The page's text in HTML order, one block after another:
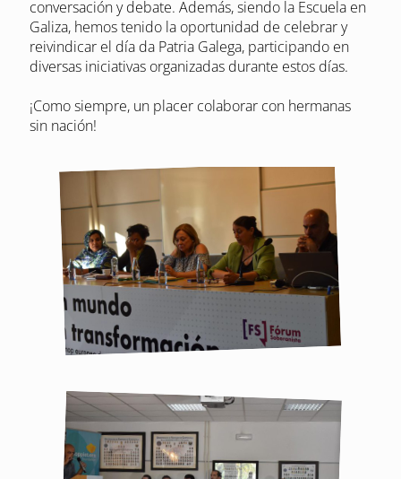
conversación y debate. Además, siendo la Escuela en
Galiza, hemos tenido la oportunidad de celebrar y
reivindicar el día da Patria Galega, participando en
diversas iniciativas organizadas durante estos días.
¡Como siempre, un placer colaborar con hermanas
sin nación!